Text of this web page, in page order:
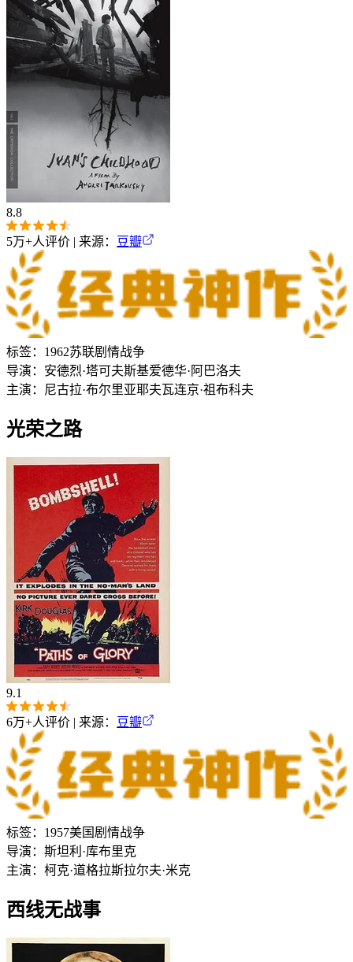
8.8
5万+人评价 | 来源： 豆瓣
标签： 1962苏联剧情战争
导演： 安德烈·塔可夫斯基爱德华·阿巴洛夫
主演：
尼古拉·布尔里亚耶夫瓦连京·祖布科夫
光荣之路
9.1
6万+人评价 | 来源： 豆瓣
标签： 1957美国 剧情战争
导演： 斯坦利·库布里克
主演： 柯克·道格拉斯拉尔夫·米克
西线无战事